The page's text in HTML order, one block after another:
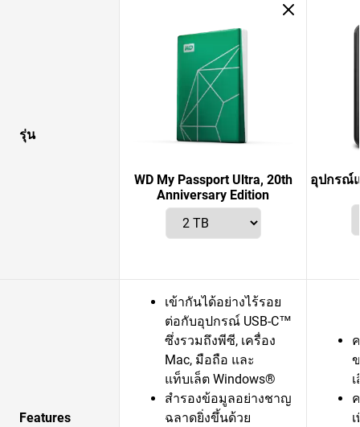
รุ่น
WD My Passport Ultra, 20th
Anniversary Edition
อุปกรณ์
Features
เข้ากันได้อย่างไร้รอย
ต่อกับอุปกรณ์ USB-C™
ซึ่งรวมถึงพีซี, เครื่อง
Mac, มือถือ และ
แท็บเล็ต Windows®
สำรองข้อมูลอย่างชาญ
ฉลาดยิ่งขึ้นด้วย